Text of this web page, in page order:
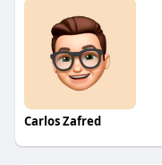
Carlos Zafred